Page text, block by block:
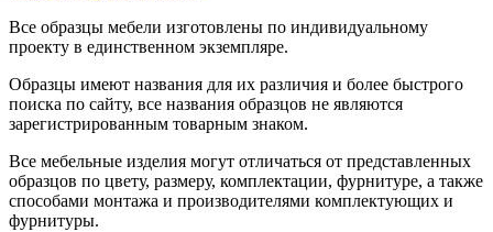
Все образцы мебели изготовлены по индивидуальному
проекту в единственном экземпляре.
Образцы имеют названия для их различия и более быстрого
поиска по сайту, все названия образцов не являются
зарегистрированным товарным знаком.
Все мебельные изделия могут отличаться от представленных
образцов по цвету, размеру, комплектации, фурнитуре, а также
способами монтажа и производителями комплектующих и
фурнитуры.